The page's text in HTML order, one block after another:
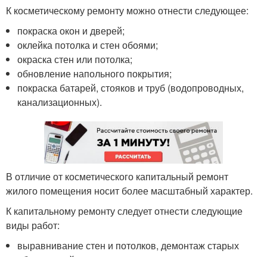
К косметическому ремонту можно отнести следующее:
покраска окон и дверей;
оклейка потолка и стен обоями;
окраска стен или потолка;
обновление напольного покрытия;
покраска батарей, стояков и труб (водопроводных,
канализационных).
В отличие от косметического капитальный ремонт
жилого помещения носит более масштабный характер.
К капитальному ремонту следует отнести следующие
виды работ:
выравнивание стен и потолков, демонтаж старых